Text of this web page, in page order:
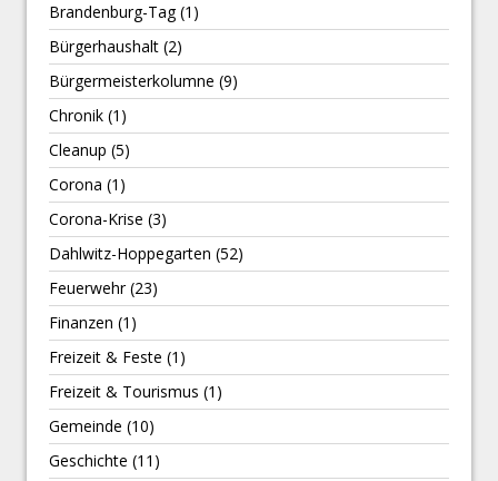
Brandenburg-Tag(1)
Bürgerhaushalt (2)
Bürgermeisterkolumne (9)
Chronik (1)
Cleanup (5)
Corona (1)
Corona-Krise (3)
Dahlwitz-Hoppegarten (52)
Feuerwehr(23)
Finanzen (1)
Freizeit & Feste (1)
Freizeit & Tourismus (1)
Gemeinde (10)
Geschichte (11)